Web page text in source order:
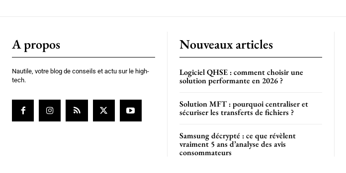
A propos
Nautile, votre blog de conseils et actu sur le high-
tech.
Nouveaux articles
Logiciel QHSE : comment choisir une
solution performante en 2026 ?
Solution MFT : pourquoi centraliser et
sécuriser les transferts de fichiers ?
Samsung décrypté : ce que révèlent
vraiment 5 ans d’analyse des avis
consommateurs